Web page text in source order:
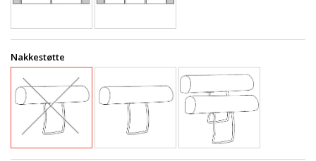
Nakkestøtte